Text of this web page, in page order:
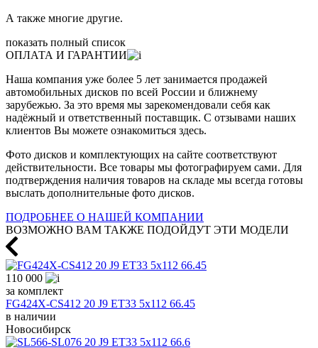
А также многие другие.
показать полный список
ОПЛАТА И ГАРАНТИИ
Наша компания уже более 5 лет занимается продажей
автомобильных дисков по всей России и ближнему
зарубежью. За это время мы зарекомендовали себя как
надёжный и ответственный поставщик. С отзывами наших
клиентов Вы можете ознакомиться здесь.
Фото дисков и комплектующих на сайте соответствуют
действительности. Все товары мы фотографируем сами. Для
подтверждения наличия товаров на складе мы всегда готовы
выслать дополнительные фото дисков.
ПОДРОБНЕЕ О НАШЕЙ КОМПАНИИ
ВОЗМОЖНО ВАМ ТАКЖЕ ПОДОЙДУТ ЭТИ МОДЕЛИ
110 000
за комплект
FG424X-CS412 20 J9 ET33 5x112 66.45
в наличии
Новосибирск